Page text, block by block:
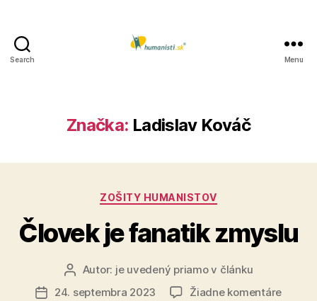
Search Menu
Značka: Ladislav Kováč
Kategórie
ZOŠITY HUMANISTOV
Človek je fanatik zmyslu
AutorAutor: je uvedený priamo v článku
Dátum
24. septembra 2023 Žiadne komentárena